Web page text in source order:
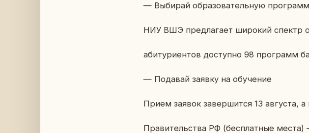
— Вы­би­рай об­ра­зо­ва­тель­ную
НИУ ВШЭ пред­ла­га­ет ши­ро­кий спектр
аби­ту­ри­ен­тов до­ступ­но 98 про­грамм
— По­да­вай заявку на обу­че­ние
Прием заявок за­вер­шит­ся 13 ав­гу­ста,
Пра­ви­тель­ства РФ (бес­плат­ные места)